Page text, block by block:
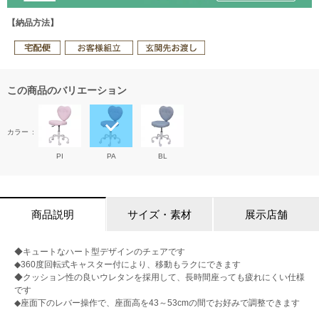
【納品方法】
この商品のバリエーション
カラー
PI PA BL
商品説明 サイズ・素材 展示店舗
◆キュートなハート型デザインのチェアです
◆360度回転式キャスター付により、移動もラクにできます
◆クッション性の良いウレタンを採用して、長時間座っても疲れにくい仕様
です
◆座面下のレバー操作で、座面高を43～53cmの間でお好みで調整できます